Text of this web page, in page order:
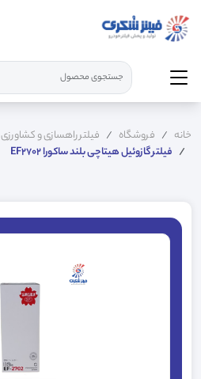
خانه فروشگاه فیلتر راهسازی و کشاورزی
فیلتر گازوئیل هیتاچی بلند ساکورا EF2702